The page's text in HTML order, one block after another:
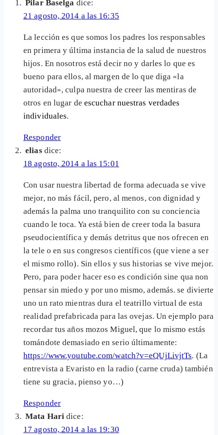
Pilar Baselga dice:
21 agosto, 2014 a las 16:35
La lección es que somos los padres los responsables
en primera y última instancia de la salud de nuestros
hijos. En nosotros está decir no y darles lo que es
bueno para ellos, al margen de lo que diga «la
autoridad», culpa nuestra de creer las mentiras de
otros en lugar de escuchar nuestras verdades
individuales.
Responder
elias dice:
18 agosto, 2014 a las 15:01
Con usar nuestra libertad de forma adecuada se vive
mejor, no más fácil, pero, al menos, con dignidad y
además la palma uno tranquilito con su conciencia
cuando le toca. Ya está bien de creer toda la basura
pseudocientífica y demás detritus que nos ofrecen en
la tele o en sus congresos científicos (que viene a ser
el mismo rollo). Sin ellos y sus historias se vive mejor.
Pero, para poder hacer eso es condición sine qua non
pensar sin miedo y por uno mismo, además. se divierte
uno un rato mientras dura el teatrillo virtual de esta
realidad prefabricada para las ovejas. Un ejemplo para
recordar tus años mozos Miguel, que lo mismo estás
tomándote demasiado en serio últimamente:
https://www.youtube.com/watch?v=eQUjLivjtTs. (La
entrevista a Evaristo en la radio (carne cruda) también
tiene su gracia, pienso yo…)
Responder
Mata Hari dice:
17 agosto, 2014 a las 19:30